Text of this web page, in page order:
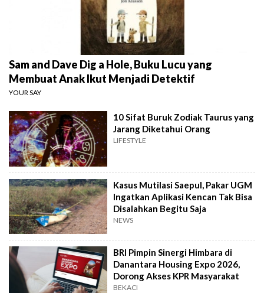
Sam and Dave Dig a Hole, Buku Lucu yang
Membuat Anak Ikut Menjadi Detektif
YOUR SAY
10 Sifat Buruk Zodiak Taurus yang
Jarang Diketahui Orang
LIFESTYLE
Kasus Mutilasi Saepul, Pakar UGM
Ingatkan Aplikasi Kencan Tak Bisa
Disalahkan Begitu Saja
NEWS
BRI Pimpin Sinergi Himbara di
Danantara Housing Expo 2026,
Dorong Akses KPR Masyarakat
BEKACI